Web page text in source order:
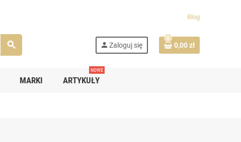
Blog
search person Zaloguj się
0
0,00 zł
MARKI ARTYKUŁY
NOWE